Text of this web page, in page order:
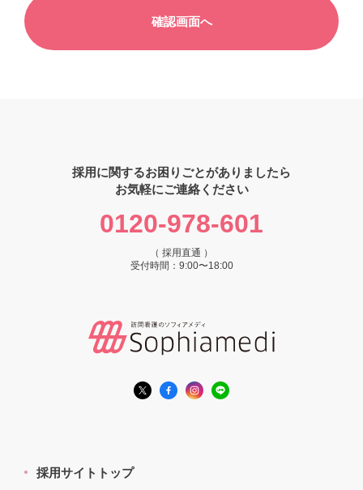
採用に関するお困りごとがありましたら
お気軽にご連絡ください
0120-978-601
（ 採用直通 ）
受付時間：9:00〜18:00
採用サイトトップ